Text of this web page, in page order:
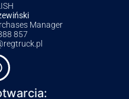
Manager
857